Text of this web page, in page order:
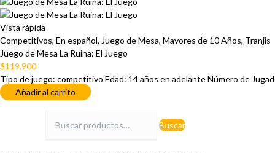
Vista rápida
Competitivos, En español, Juego de Mesa, Mayores de 10 Años, Tranjis
Juego de Mesa La Ruina: El Juego
$119,900
Tipo de juego: competitivo Edad: 14 años en adelante Número de
Añadir al carrito
Buscar